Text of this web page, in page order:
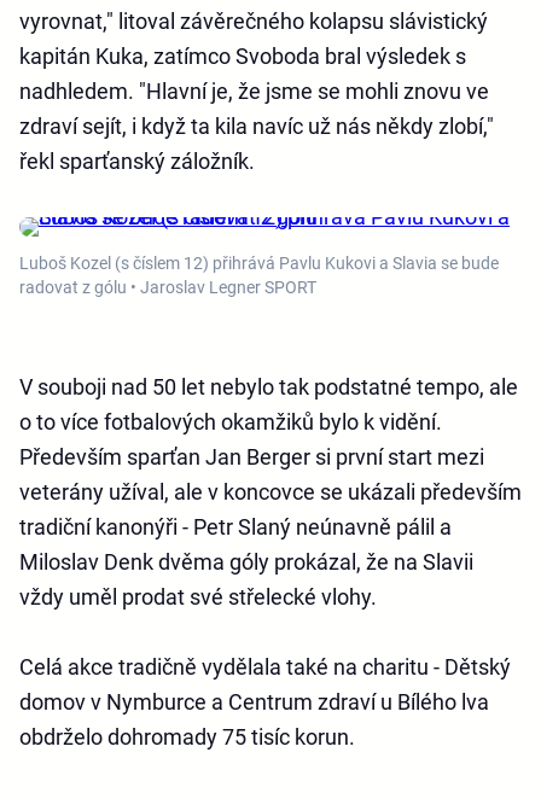
vyrovnat," litoval závěrečného kolapsu slávistický
kapitán Kuka, zatímco Svoboda bral výsledek s
nadhledem. "Hlavní je, že jsme se mohli znovu ve
zdraví sejít, i když ta kila navíc už nás někdy zlobí,"
řekl sparťanský záložník.
Luboš Kozel (s číslem 12) přihrává Pavlu Kukovi a Slavia se bude
radovat z gólu • Jaroslav Legner SPORT
V souboji nad 50 let nebylo tak podstatné tempo, ale
o to více fotbalových okamžiků bylo k vidění.
Především sparťan Jan Berger si první start mezi
veterány užíval, ale v koncovce se ukázali především
tradiční kanonýři - Petr Slaný neúnavně pálil a
Miloslav Denk dvěma góly prokázal, že na Slavii
vždy uměl prodat své střelecké vlohy.
Celá akce tradičně vydělala také na charitu - Dětský
domov v Nymburce a Centrum zdraví u Bílého lva
obdrželo dohromady 75 tisíc korun.